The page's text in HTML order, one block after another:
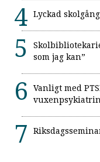
Lyckad
som jag kan”
Vanligt med
vuxenpsykiatrin